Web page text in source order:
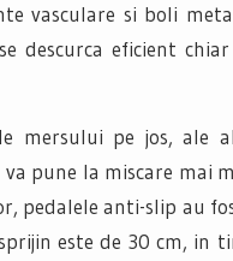
vasculare si boli
descurca eficient
mersului pe jos, ale
pune la miscare mai
pedalele anti-slip au
este de 30 cm, in